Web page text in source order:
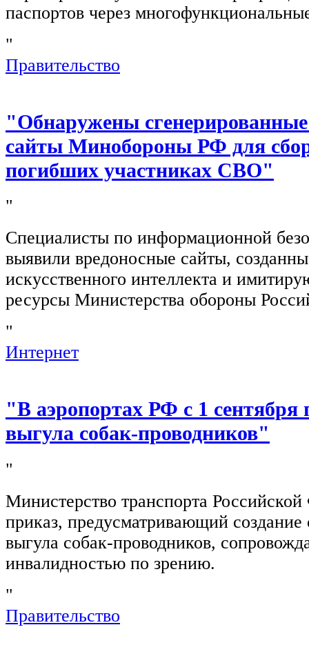
паспортов через
"
Правительство
"Обнаружены
сайты Минобороны РФ для
погибших участниках СВО"
"
Специалисты по информационной
выявили вредоносные сайты,
искусственного интеллекта и
ресурсы Министерства обороны
"
Интернет
"В аэропортах РФ с 1 сентября
выгула собак-проводников"
"
Министерство транспорта
приказ, предусматривающий создание
выгула собак-проводников,
инвалидностью по зрению.
"
Правительство